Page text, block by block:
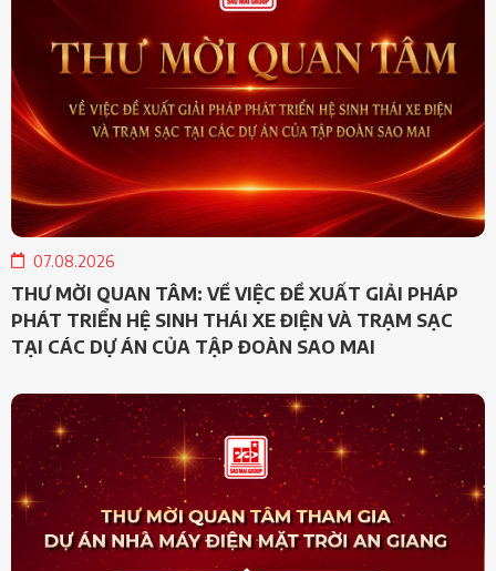
07.08.2026
THƯ MỜI QUAN TÂM: VỀ VIỆC ĐỀ XUẤT GIẢI PHÁP
PHÁT TRIỂN HỆ SINH THÁI XE ĐIỆN VÀ TRẠM SẠC
TẠI CÁC DỰ ÁN CỦA TẬP ĐOÀN SAO MAI